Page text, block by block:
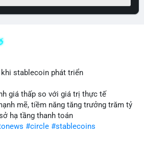
stablecoin phát triển
giá thấp so với giá trị thực tế
mẽ, tiềm năng tăng trưởng trăm tỷ
hạ tầng thanh toán
#circle #stablecoins